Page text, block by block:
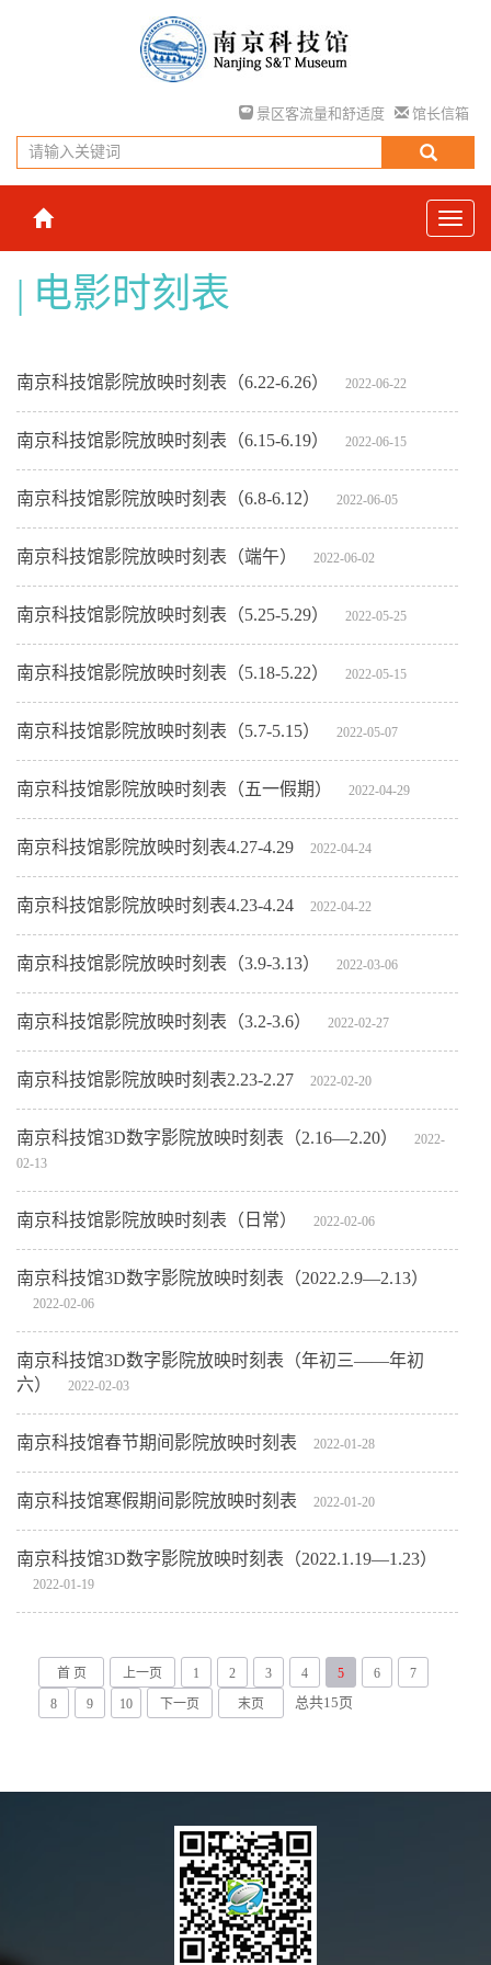
景区客流量和舒适度 馆长信箱
电影时刻表
南京科技馆影院放映时刻表（6.22-6.26） 2022-06-22
南京科技馆影院放映时刻表（6.15-6.19） 2022-06-15
南京科技馆影院放映时刻表（6.8-6.12） 2022-06-05
南京科技馆影院放映时刻表（端午） 2022-06-02
南京科技馆影院放映时刻表（5.25-5.29） 2022-05-25
南京科技馆影院放映时刻表（5.18-5.22） 2022-05-15
南京科技馆影院放映时刻表（5.7-5.15） 2022-05-07
南京科技馆影院放映时刻表（五一假期） 2022-04-29
南京科技馆影院放映时刻表4.27-4.29 2022-04-24
南京科技馆影院放映时刻表4.23-4.24 2022-04-22
南京科技馆影院放映时刻表（3.9-3.13） 2022-03-06
南京科技馆影院放映时刻表（3.2-3.6） 2022-02-27
南京科技馆影院放映时刻表2.23-2.27 2022-02-20
南京科技馆3D数字影院放映时刻表（2.16—2.20）
2022-
02-13
南京科技馆影院放映时刻表（日常） 2022-02-06
南京科技馆3D数字影院放映时刻表（2022.2.9—2.13）
2022-02-06
南京科技馆3D数字影院放映时刻表（年初三——年初
六）
2022-02-03
南京科技馆春节期间影院放映时刻表 2022-01-28
南京科技馆寒假期间影院放映时刻表 2022-01-20
南京科技馆3D数字影院放映时刻表（2022.1.19—1.23）
2022-01-19
首 页 上一页 1 2 3 4 5 6
7
8
9 10 下一页 末页 总共15页